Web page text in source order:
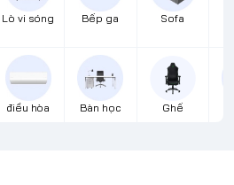
Lò vi sóng Bếp ga Sofa
điều hòa Bàn học Ghế